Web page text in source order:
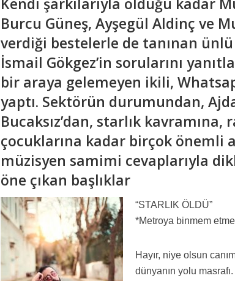
Burcu Güneş, Ayşegül Aldinç ve
verdiği bestelerle de tanınan
İsmail Gökgez’in sorularını
bir araya gelemeyen ikili,
yaptı. Sektörün durumundan,
Bucaksız’dan, starlık
çocuklarına kadar birçok önemli
müzisyen samimi cevaplarıyla
öne çıkan başlıklar
“STARLIK ÖLDÜ”
*Metroya binmem
Hayır, niye olsun
dünyanın yolu